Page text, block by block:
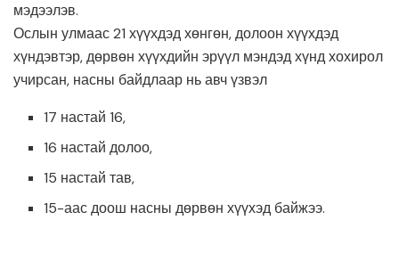
мэдээлэв.
Ослын улмаас 21 хүүхдэд хөнгөн, долоон хүүхдэд
хүндэвтэр, дөрвөн хүүхдийн эрүүл мэндэд хүнд хохирол
учирсан, насны байдлаар нь авч үзвэл
17 настай 16,
16 настай долоо,
15 настай тав,
15-аас доош насны дөрвөн хүүхэд байжээ.